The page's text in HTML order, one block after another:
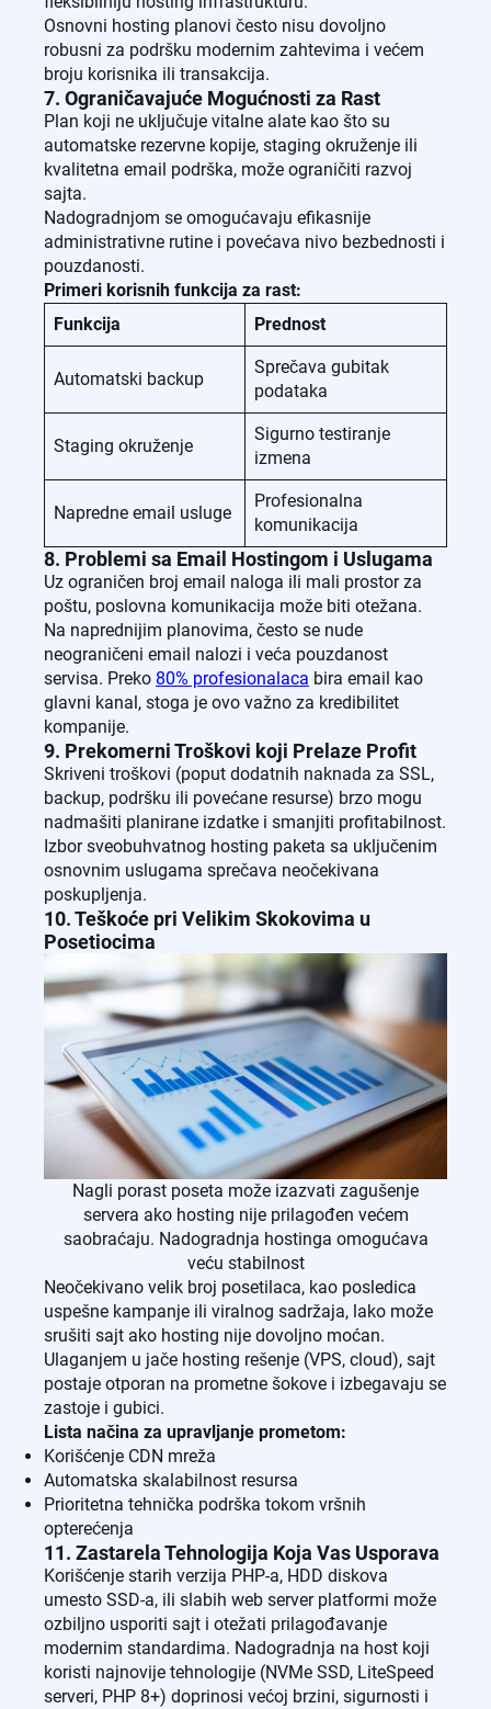
Osnovni hosting planovi često nisu dovoljno
robusni za podršku modernim zahtevima i većem
broju korisnika ili transakcija.
7. Ograničavajuće Mogućnosti za Rast
Plan koji ne uključuje vitalne alate kao što su
automatske rezervne kopije, staging okruženje ili
kvalitetna email podrška, može ograničiti razvoj
sajta.
Nadogradnjom se omogućavaju efikasnije
administrativne rutine i povećava nivo bezbednosti i
pouzdanosti.
Primeri korisnih funkcija za rast:
Funkcija
Prednost
Automatski backup
Sprečava gubitak
podataka
Staging okruženje
Sigurno testiranje
izmena
Napredne email usluge
Profesionalna
komunikacija
8. Problemi sa Email Hostingom i Uslugama
Uz ograničen broj email naloga ili mali prostor za
poštu, poslovna komunikacija može biti otežana.
Na naprednijim planovima, često se nude
neograničeni email nalozi i veća pouzdanost
servisa. Preko 80% profesionalaca bira email kao
glavni kanal, stoga je ovo važno za kredibilitet
kompanije.
9. Prekomerni Troškovi koji Prelaze Profit
Skriveni troškovi (poput dodatnih naknada za SSL,
backup, podršku ili povećane resurse) brzo mogu
nadmašiti planirane izdatke i smanjiti profitabilnost.
Izbor sveobuhvatnog hosting paketa sa uključenim
osnovnim uslugama sprečava neočekivana
poskupljenja.
10. Teškoće pri Velikim Skokovima u
Posetiocima
Nagli porast poseta može izazvati zagušenje
servera ako hosting nije prilagođen većem
saobraćaju. Nadogradnja hostinga omogućava
veću stabilnost
Neočekivano velik broj posetilaca, kao posledica
uspešne kampanje ili viralnog sadržaja, lako može
srušiti sajt ako hosting nije dovoljno moćan.
Ulaganjem u jače hosting rešenje (VPS, cloud), sajt
postaje otporan na prometne šokove i izbegavaju se
zastoje i gubici.
Lista načina za upravljanje prometom:
Korišćenje CDN mreža
Automatska skalabilnost resursa
Prioritetna tehnička podrška tokom vršnih
opterećenja
11. Zastarela Tehnologija Koja Vas Usporava
Korišćenje starih verzija PHP-a, HDD diskova
umesto SSD-a, ili slabih web server platformi može
ozbiljno usporiti sajt i otežati prilagođavanje
modernim standardima. Nadogradnja na host koji
koristi najnovije tehnologije (NVMe SSD, LiteSpeed
serveri, PHP 8+) doprinosi većoj brzini, sigurnosti i